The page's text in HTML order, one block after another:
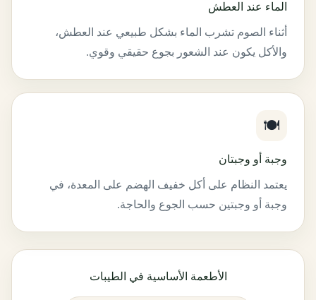
الماء عند العطش
أثناء الصوم تشرب الماء بشكل طبيعي عند العطش،
والأكل يكون عند الشعور بجوع حقيقي وقوي.
🍽️
وجبة أو وجبتان
يعتمد النظام على أكل خفيف الهضم على المعدة، في
وجبة أو وجبتين حسب الجوع والحاجة.
الأطعمة الأساسية في الطيبات